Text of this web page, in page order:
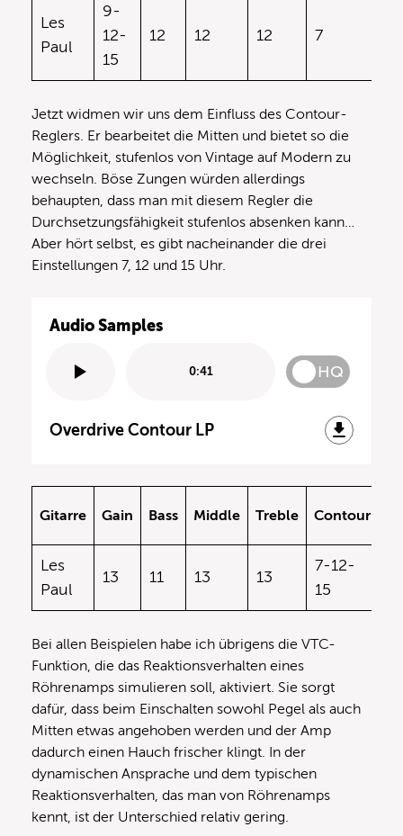
Les
Paul
9-
12-
15
12 12 12 7
Jetzt widmen wir uns dem Einfluss des Contour-
Reglers. Er bearbeitet die Mitten und bietet so die
Möglichkeit, stufenlos von Vintage auf Modern zu
wechseln. Böse Zungen würden allerdings
behaupten, dass man mit diesem Regler die
Durchsetzungsfähigkeit stufenlos absenken kann…
Aber hört selbst, es gibt nacheinander die drei
Einstellungen 7, 12 und 15 Uhr.
Audio Samples
0:41 HQ
Overdrive Contour LP
Gitarre Gain Bass Middle Treble Contour
Les
Paul
13 11 13 13
7-12-
15
Bei allen Beispielen habe ich übrigens die VTC-
Funktion, die das Reaktionsverhalten eines
Röhrenamps simulieren soll, aktiviert. Sie sorgt
dafür, dass beim Einschalten sowohl Pegel als auch
Mitten etwas angehoben werden und der Amp
dadurch einen Hauch frischer klingt. In der
dynamischen Ansprache und dem typischen
Reaktionsverhalten, das man von Röhrenamps
kennt, ist der Unterschied relativ gering.